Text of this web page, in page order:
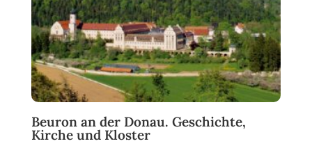
Beuron an der Donau. Geschichte,
Kirche und Kloster